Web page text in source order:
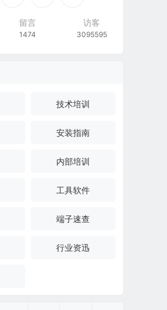
留言
1474
访客
3095595
技术培训
安装指南
内部培训
工具软件
端子速查
行业资迅